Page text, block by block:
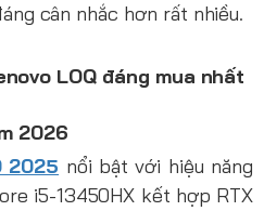
cân nhắc hơn rất nhiều.
LOQ đáng mua nhất
2026
2025 nổi bật với hiệu năng
i5-13450HX kết hợp RTX